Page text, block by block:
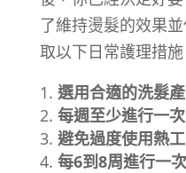
了維持燙髮的效果
取以下日常護理措施
選用合適的洗髮
每週至少進行一
避免過度使用熱
每6到8周進行一